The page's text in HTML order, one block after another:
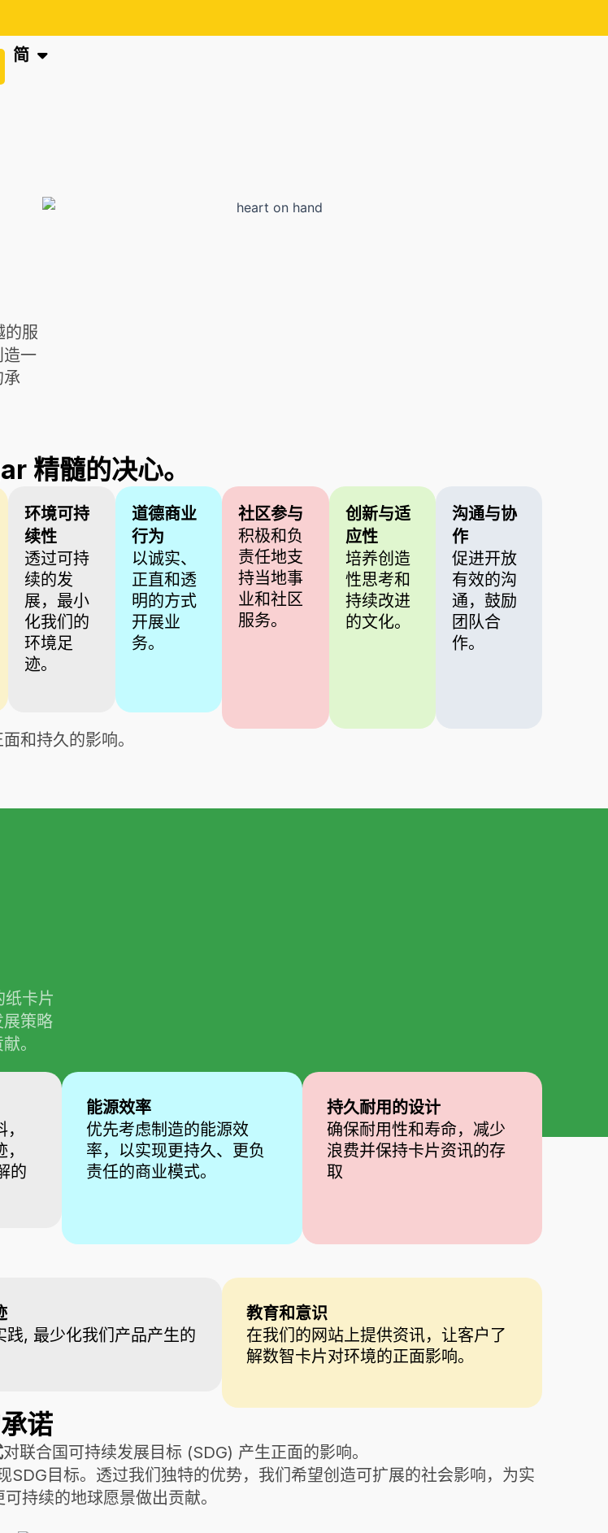
简
EN
繁
的服
一
精髓的决心。
环境可持
续性
透过可持
续的发
展，最小
化我们的
环境足
迹。
道德商业
行为
以诚实、
正直和透
明的方式
开展业
务。
社区参与
积极和负
责任地支
持当地事
业和社区
服务。
创新与适
应性
培养创造
性思考和
持续改进
的文化。
沟通与协
作
促进开放
有效的沟
通，鼓励
团队合
作。
和持久的影响。
卡片
策略
。
的
能源效率
优先考虑制造的能源效
率，以实现更持久、更负
责任的商业模式。
持久耐用的设计
确保耐用性和寿命，减少
浪费并保持卡片资讯的存
取
践, 最少化我们产品产生的
教育和意识
在我们的网站上提供资讯，让客户了
解数智卡片对环境的正面影响。
诺
对联合国可持续发展目标 (SDG) 产生正面的影响。
目标。透过我们独特的优势，我们希望创造可扩展的社会影响，为实
持续的地球愿景做出贡献。